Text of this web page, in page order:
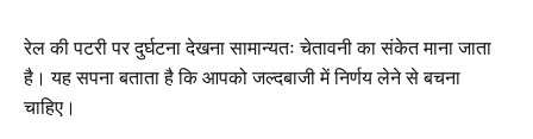
रेल की पटरी पर दुर्घटना देखना सामान्यतः चेतावनी का संकेत माना जाता
है। यह सपना बताता है कि आपको जल्दबाजी में निर्णय लेने से बचना
चाहिए।